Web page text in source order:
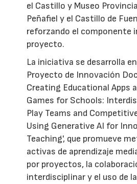
el Castillo y Museo
Peñafiel y el Castillo de
reforzando el componente
proyecto.
La iniciativa se desarrolla
Proyecto de Innovación
Creating Educational Apps
Games for Schools:
Play Teams and
Using Generative AI for
Teaching', que promueve
activas de aprendizaje
por proyectos, la
interdisciplinar y el uso de